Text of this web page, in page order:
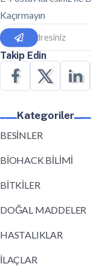
Kaçırmayın
Takip Edin
Kategoriler
BESİNLER
BİOHACK BİLİMİ
BİTKİLER
DOĞAL MADDELER
HASTALIKLAR
İLAÇLAR